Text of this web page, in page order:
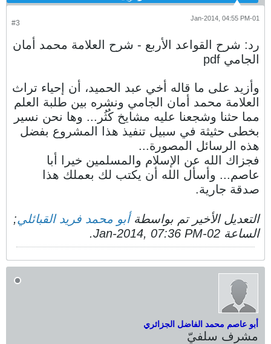
#3
01-Jan-2014, 04:55 PM
رد: شرح القواعد الأربع - شرح العلامة محمد أمان
الجامي pdf
وأزيد على ما قاله أخي عبد الحميد، أن إحياء تراث
العلامة محمد أمان الجامي ونشره بين طلبة العلم
مما حثنا وشجعنا عليه مشايخ كُثُر... وها نحن نسير
بخطى حثيثة في سبيل تنفيذ هذا المشروع بفضل
هذه الرسائل المصورة...
فجزاك الله عن الإسلام والمسلمين خيرا أبا
عاصم... وأسأل الله أن يكتب لك بعملك هذا
صدقة جارية.
التعديل الأخير تم بواسطةأبو محمد فريد القبائلي;
الساعة 02-Jan-2014, 07:36 PM
.
أبو عاصم محمد الفاضل الجزائري
مشرف سلفيّ